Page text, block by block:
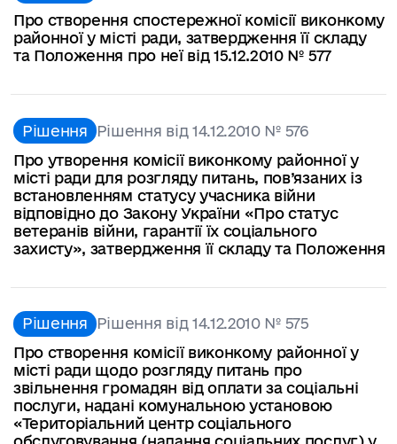
Про створення спостережної комісії виконкому
районної у місті ради, затвердження її складу
та Положення про неї від 15.12.2010 № 577
Рішення Рішення від 14.12.2010 № 576
Про утворення комісії виконкому районної у
місті ради для розгляду питань, пов’язаних із
встановленням статусу учасника війни
відповідно до Закону України «Про статус
ветеранів війни, гарантії їх соціального
захисту», затвердження її складу та Положення
Рішення Рішення від 14.12.2010 № 575
Про створення комісії виконкому районної у
місті ради щодо розгляду питань про
звільнення громадян від оплати за соціальні
послуги, надані комунальною установою
«Територіальний центр соціального